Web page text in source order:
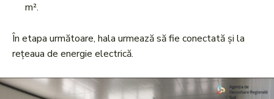
m².
În etapa următoare, hala urmează să fie conectată și la
rețeaua de energie electrică.